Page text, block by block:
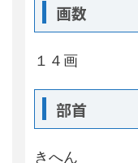
画数
１４画
部首
きへん